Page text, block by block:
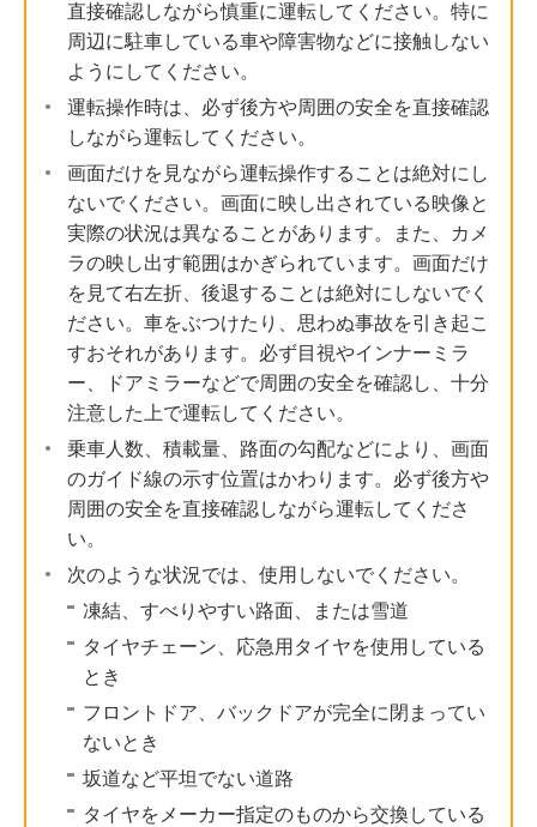
直接確認しながら慎重に運転してください。特に
周辺に駐車している車や障害物などに接触しない
ようにしてください。
運転操作時は、必ず後方や周囲の安全を直接確認
しながら運転してください。
画面だけを見ながら運転操作することは絶対にし
ないでください。画面に映し出されている映像と
実際の状況は異なることがあります。また、カメ
ラの映し出す範囲はかぎられています。画面だけ
を見て右左折、後退することは絶対にしないでく
ださい。車をぶつけたり、思わぬ事故を引き起こ
すおそれがあります。必ず目視やインナーミラ
ー、ドアミラーなどで周囲の安全を確認し、十分
注意した上で運転してください。
乗車人数、積載量、路面の勾配などにより、画面
のガイド線の示す位置はかわります。必ず後方や
周囲の安全を直接確認しながら運転してくださ
い。
次のような状況では、使用しないでください。
凍結、すべりやすい路面、または雪道
タイヤチェーン、応急用タイヤを使用している
とき
フロントドア、バックドアが完全に閉まってい
ないとき
坂道など平坦でない道路
タイヤをメーカー指定のものから交換している